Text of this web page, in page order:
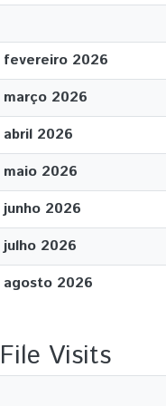
fevereiro 2026
março 2026
abril 2026
maio 2026
junho 2026
julho 2026
agosto 2026
File Visits